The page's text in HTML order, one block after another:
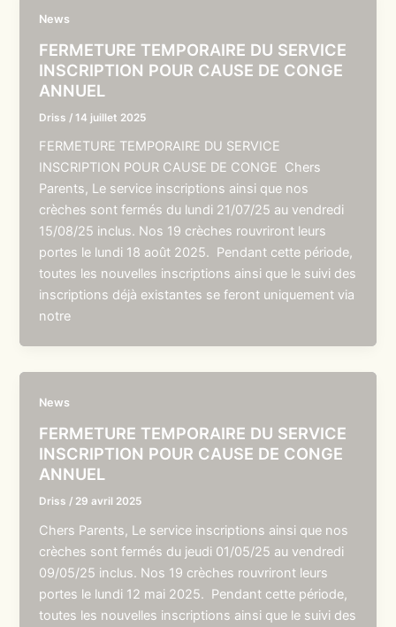
News
FERMETURE TEMPORAIRE DU SERVICE
INSCRIPTION POUR CAUSE DE CONGE
ANNUEL
Driss /14 juillet 2025
FERMETURE TEMPORAIRE DU SERVICE
INSCRIPTION POUR CAUSE DE CONGE Chers
Parents, Le service inscriptions ainsi que nos
crèches sont fermés du lundi 21/07/25 au vendredi
15/08/25 inclus. Nos 19 crèches rouvriront leurs
portes le lundi 18 août 2025. Pendant cette période,
toutes les nouvelles inscriptions ainsi que le suivi des
inscriptions déjà existantes se feront uniquement via
notre
News
FERMETURE TEMPORAIRE DU SERVICE
INSCRIPTION POUR CAUSE DE CONGE
ANNUEL
Driss / 29 avril 2025
Chers Parents, Le service inscriptions ainsi que nos
crèches sont fermés du jeudi 01/05/25 au vendredi
09/05/25 inclus. Nos 19 crèches rouvriront leurs
portes le lundi 12 mai 2025. Pendant cette période,
toutes les nouvelles inscriptions ainsi que le suivi des